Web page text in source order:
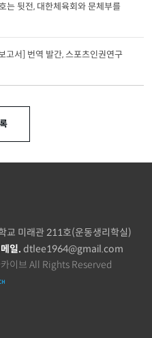
는 뒷전, 대한체육회와 문체부를
고서] 번역 발간, 스포츠인권연구
교 미래관 211호(운동생리학실)
일. dtlee1964@gmail.com
이브 All Rights Reserved